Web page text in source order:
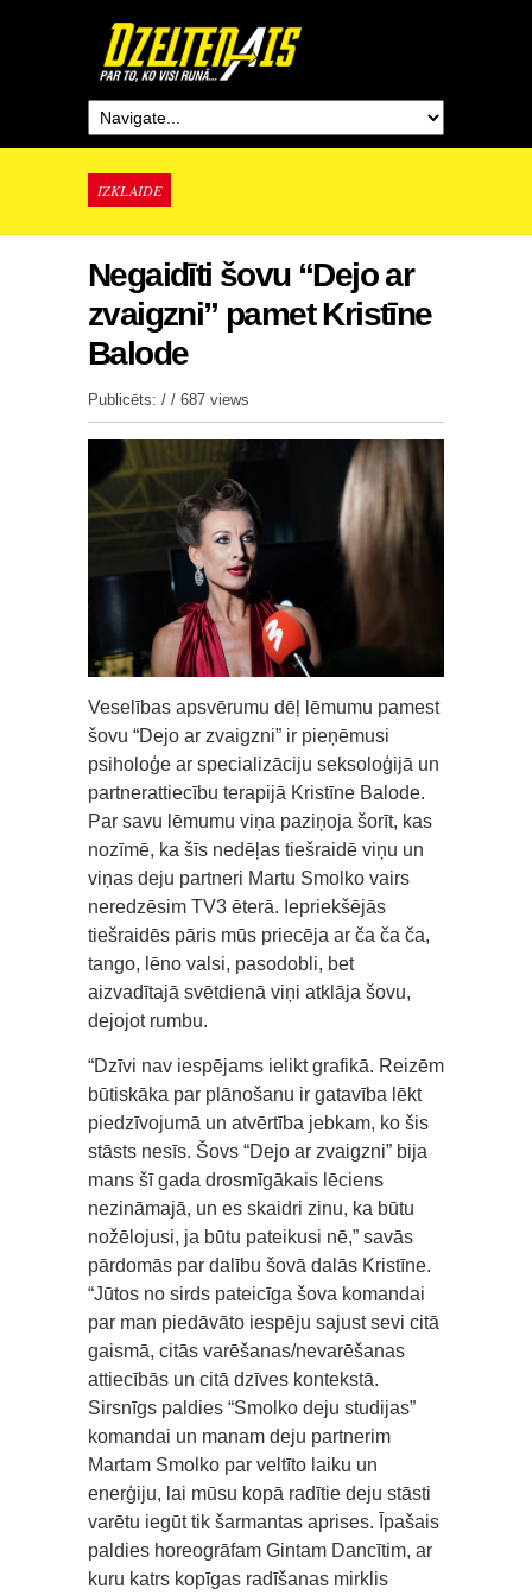
IZKLAIDE
Negaidīti šovu “Dejo ar
zvaigzni” pamet Kristīne
Balode
Publicēts: / / 687 views
Veselības apsvērumu dēļ lēmumu pamest
šovu “Dejo ar zvaigzni” ir pieņēmusi
psiholoģe ar specializāciju seksoloģijā un
partnerattiecību terapijā Kristīne Balode.
Par savu lēmumu viņa paziņoja šorīt, kas
nozīmē, ka šīs nedēļas tiešraidē viņu un
viņas deju partneri Martu Smolko vairs
neredzēsim TV3 ēterā. Iepriekšējās
tiešraidēs pāris mūs priecēja ar ča ča ča,
tango, lēno valsi, pasodobli, bet
aizvadītajā svētdienā viņi atklāja šovu,
dejojot rumbu.
“Dzīvi nav iespējams ielikt grafikā. Reizēm
būtiskāka par plānošanu ir gatavība lēkt
piedzīvojumā un atvērtība jebkam, ko šis
stāsts nesīs. Šovs “Dejo ar zvaigzni” bija
mans šī gada drosmīgākais lēciens
nezināmajā, un es skaidri zinu, ka būtu
nožēlojusi, ja būtu pateikusi nē,” savās
pārdomās par dalību šovā dalās Kristīne.
“Jūtos no sirds pateicīga šova komandai
par man piedāvāto iespēju sajust sevi citā
gaismā, citās varēšanas/nevarēšanas
attiecībās un citā dzīves kontekstā.
Sirsnīgs paldies “Smolko deju studijas”
komandai un manam deju partnerim
Martam Smolko par veltīto laiku un
enerģiju, lai mūsu kopā radītie deju stāsti
varētu iegūt tik šarmantas aprises. Īpašais
paldies horeogrāfam Gintam Dancītim, ar
kuru katrs kopīgas radīšanas mirklis